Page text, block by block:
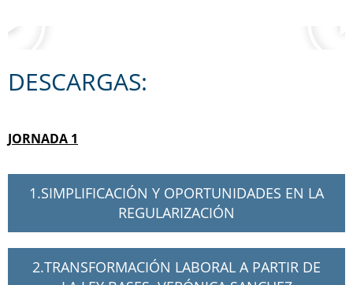
DESCARGAS:
JORNADA 1
1.SIMPLIFICACIÓN Y OPORTUNIDADES EN LA
REGULARIZACIÓN
2.TRANSFORMACIÓN LABORAL A PARTIR DE